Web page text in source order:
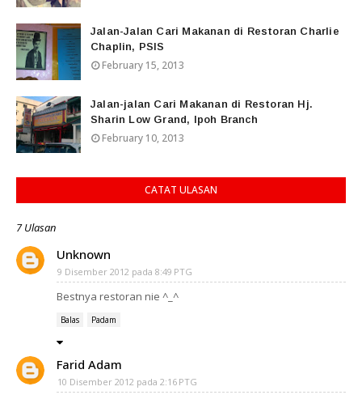
Jalan-Jalan Cari Makanan di Restoran Charlie
Chaplin, PSIS
February 15, 2013
Jalan-jalan Cari Makanan di Restoran Hj.
Sharin Low Grand, Ipoh Branch
February 10, 2013
CATAT ULASAN
7 Ulasan
Unknown
9 Disember 2012 pada 8:49 PTG
Bestnya restoran nie ^_^
Balas Padam
Farid Adam
10 Disember 2012 pada 2:16 PTG